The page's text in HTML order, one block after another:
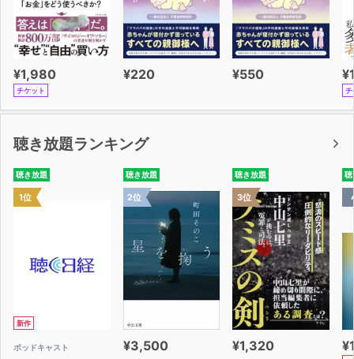
¥1,980
チケット
¥220 ¥550
チ
聴き放題ランキング
聴き放題
1位
新作
ポッドキャスト
聴き放題
2位
¥3,500
聴き放題
3位
¥1,320
聴